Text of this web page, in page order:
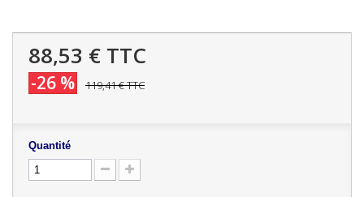
88,53 € TTC
-26 % 119,41 €TTC
Quantité